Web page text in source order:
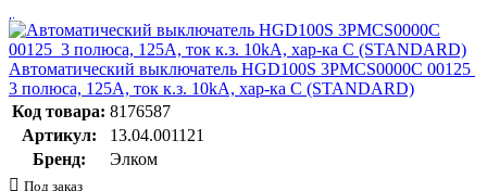
Автоматический выключатель HGD100S 3PMCS0000C 00125
3 полюса, 125А, ток к.з. 10kA, хар-ка C (STANDARD)
Код товара: 8176587
Артикул:
13.04.001121
Бренд:
Элком
Под заказ